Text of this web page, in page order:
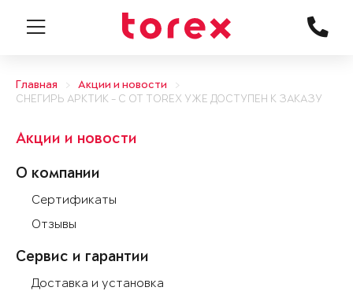
Главная
Акции и новости
СНЕГИРЬ АРКТИК - С ОТ TOREX УЖЕ ДОСТУПЕН К ЗАКАЗУ
Акции и новости
О компании
Сертификаты
Отзывы
Сервис и гарантии
Доставка и установка